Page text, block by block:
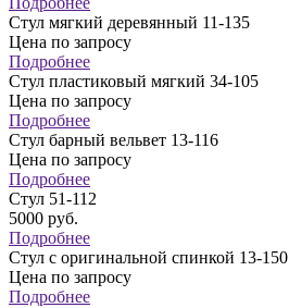
Стул мягкий деревянный 11-135
Цена по запросу
Подробнее
Стул пластиковый мягкий 34-105
Цена по запросу
Подробнее
Стул барный вельвет 13-116
Цена по запросу
Подробнее
Стул 51-112
5000 руб.
Подробнее
Стул с оригинальной спинкой 13-150
Цена по запросу
Подробнее